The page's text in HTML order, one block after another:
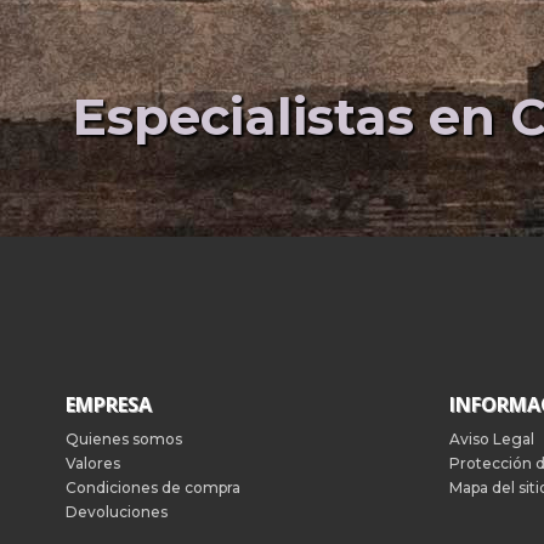
Especialistas en
EMPRESA
Quienes somos
Valores
Condiciones de compra
Devoluciones
Aviso Legal
Protección
Mapa del